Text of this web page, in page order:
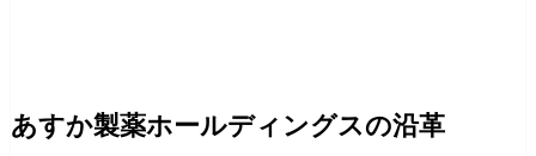
あすか製薬ホールディングスの沿革